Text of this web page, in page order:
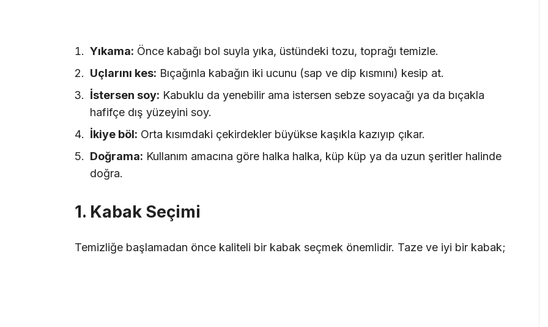
Yıkama: Önce kabağı bol suyla yıka, üstündeki tozu, toprağı temizle.
Uçlarını kes: Bıçağınla kabağın iki ucunu (sap ve dip kısmını) kesip at.
İstersen soy: Kabuklu da yenebilir ama istersen sebze soyacağı ya da bıçakla
hafifçe dış yüzeyini soy.
İkiye böl: Orta kısımdaki çekirdekler büyükse kaşıkla kazıyıp çıkar.
Doğrama: Kullanım amacına göre halka halka, küp küp ya da uzun şeritler halinde
doğra.
1. Kabak Seçimi
Temizliğe başlamadan önce kaliteli bir kabak seçmek önemlidir. Taze ve iyi bir kabak;